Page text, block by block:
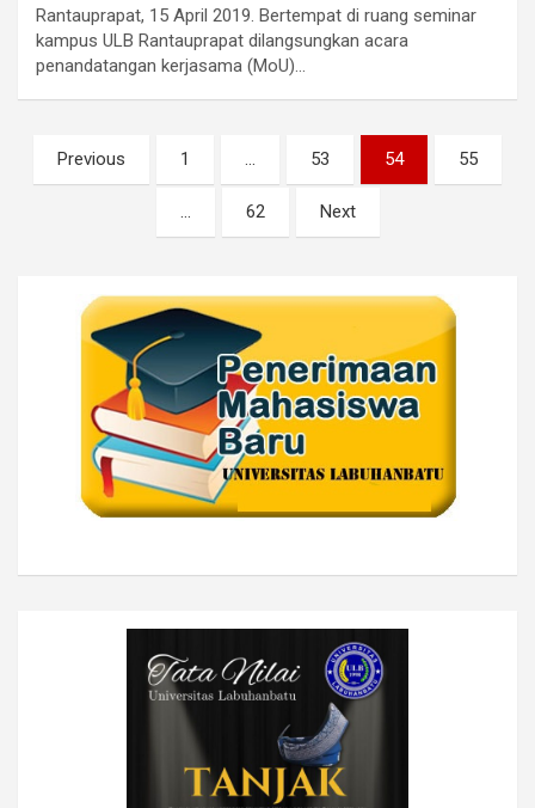
Rantauprapat, 15 April 2019. Bertempat di ruang seminar
kampus ULB Rantauprapat dilangsungkan acara
penandatangan kerjasama (MoU)…
Posts
pagination
Previous 1 … 53 54 55
… 62 Next